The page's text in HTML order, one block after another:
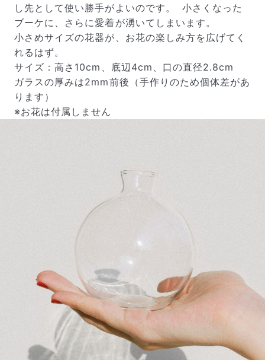
届いたお花に元気がなかったら？
不備があった場合は、些細なことでもお気軽にサポート
までご連絡ください。ご返金にて補償いたします。
し先として使い勝手がよいのです。 小さくなった
ブーケに、さらに愛着が湧いてしまいます。
小さめサイズの花器が、お花の楽しみ方を広げてく
れるはず。
サイズ：高さ10cm、底辺4cm、口の直径2.8cm
ガラスの厚みは2mm前後（手作りのため個体差があ
ります）
※お花は付属しません